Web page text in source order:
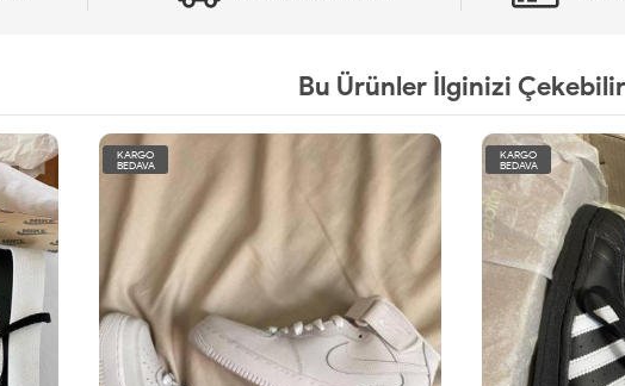
Bu Ürünler İlginizi Çekebilir
KARGO
BEDAVA
KARGO
BEDAVA